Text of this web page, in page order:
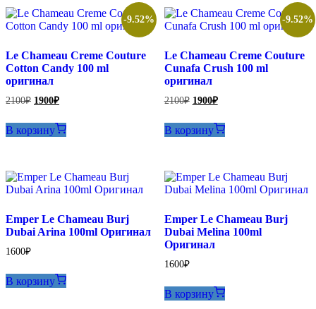
-9.52%
Le Chameau Creme Couture
Cotton Candy 100 ml
оригинал
2100₽ Первоначальная
составляла
2100₽.
1900₽Текущая
1900₽.
В корзину
-9.52%
Le Chameau Creme Couture
Cunafa Crush 100 ml
оригинал
2100₽ Первоначальная
составляла
2100₽.
1900₽Текущая
1900₽.
В корзину
Emper Le Chameau Burj
Dubai Arina 100ml Оригинал
1600₽
В корзину
Emper Le Chameau Burj
Dubai Melina 100ml
Оригинал
1600₽
В корзину